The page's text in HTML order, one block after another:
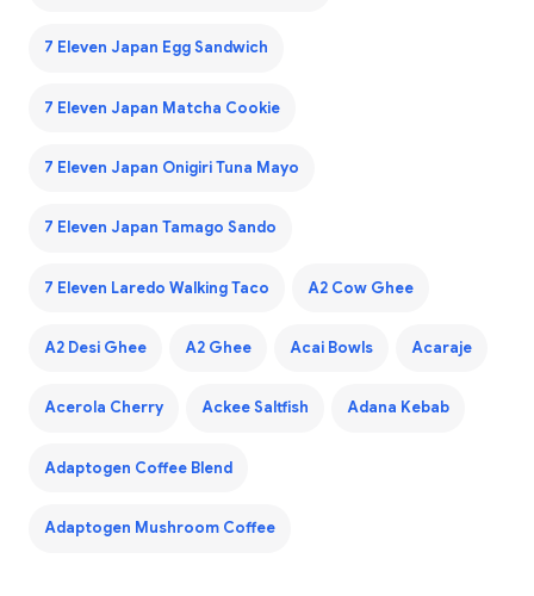
7 Eleven Japan Egg Sandwich
7 Eleven Japan Matcha Cookie
7 Eleven Japan Onigiri Tuna Mayo
7 Eleven Japan Tamago Sando
7 Eleven Laredo Walking Taco A2 Cow Ghee
A2 Desi Ghee A2 Ghee Acai Bowls Acaraje
Acerola Cherry Ackee Saltfish Adana Kebab
Adaptogen Coffee Blend
Adaptogen Mushroom Coffee